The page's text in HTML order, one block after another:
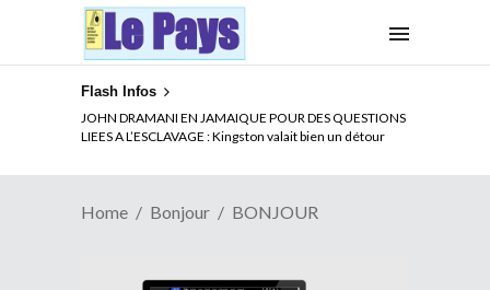
Flash Infos
JOHN DRAMANI EN JAMAIQUE POUR DES QUESTIONS
LIEES A L’ESCLAVAGE : Kingston valait bien un détour
Home Bonjour BONJOUR